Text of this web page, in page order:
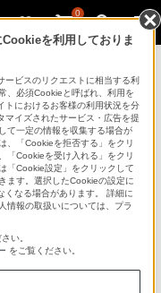
0
デジタル一眼カメラ NEX-3D
能
を利用しておりま
ービスのリクエストに相当する利
、必須Cookieと呼ばれ、利用を
トにおけるお客様の利用状況を分
マイズされたサービス・広告を提
て一定の情報を収集する場合が
、「Cookieを拒否する」をクリ
「Cookieを受け入れる」をクリ
「Cookie設定」をクリックして
ます。選択したCookieの設定に
くなる場合があります。 詳細に
情報の取扱いについては、プラ
い。
をご覧ください。